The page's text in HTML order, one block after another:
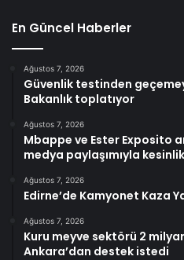
En Güncel Haberler
Ağustos 7, 2026
Güvenlik testinden
Bakanlık toplatıyor
Ağustos 7, 2026
Mbappe ve Ester Exposito
medya paylaşımıyla
Ağustos 7, 2026
Edirne’de Kamyonet Kaza
Ağustos 7, 2026
Kuru meyve sektörü 2
Ankara’dan destek istedi